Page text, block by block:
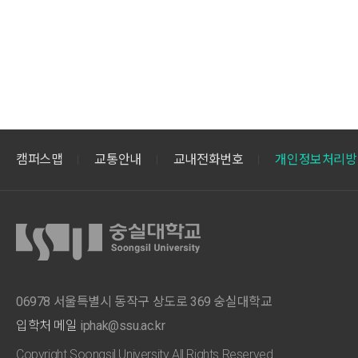
캠퍼스맵 교통안내 교내전화번호 개인정보처리
06978 서울특별시 동작구 상도로 369 숭실대학교
입학처 메일 iphak@ssu.ac.kr
Copyright Soongsil University All Rights Reserved.